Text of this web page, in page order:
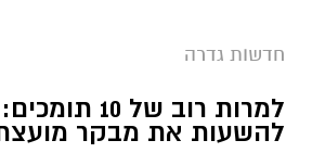
חדשות גדרה
למרות רוב של
להשעות את מבקר